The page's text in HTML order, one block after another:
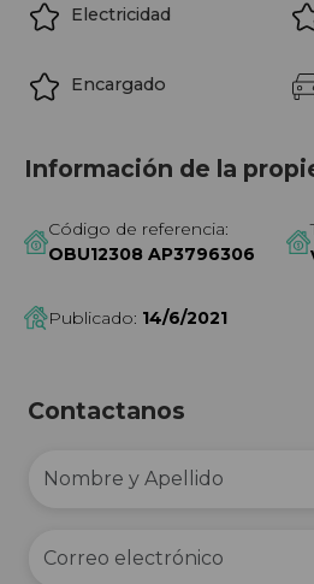
Electricidad
Encargado
Información de la
Código de referencia:
OBU12308 AP3796306
Publicado: 14/6/2021
Contactanos